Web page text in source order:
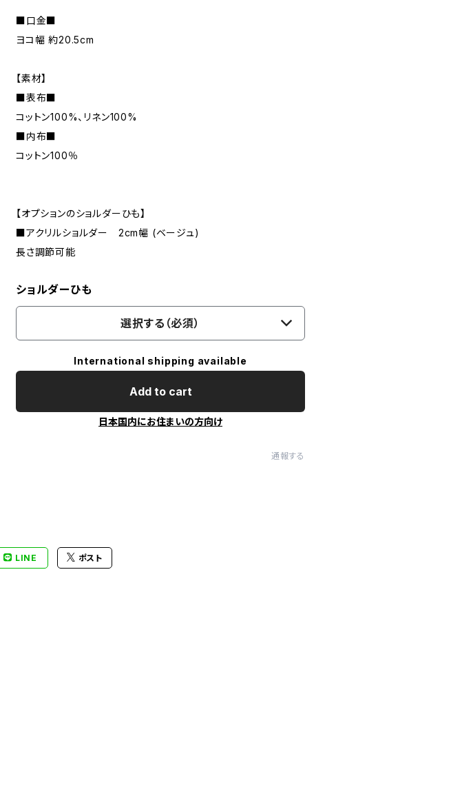
■口金■
ヨコ幅 約20.5cm
【素材】
■表布■
コットン100%、リネン100%
■内布■
コットン100％
【オプションのショルダーひも】
■アクリルショルダー 2cm幅 (ベージュ)
長さ調節可能
ショルダーひも
選択する（必須）
International shipping available
Add to cart
日本国内にお住まいの方向け
通報する
LINE ポスト